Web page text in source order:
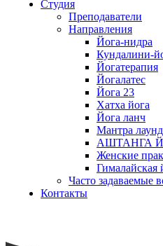
Студия
Преподаватели
Направления
Йога-нидра
Кундалини-
Йогатерапия
Йогалатес
Йога 23
Хатха йога
Йога ланч
Мантра
АШТАНГА
Женские
Гималайская
Часто задаваемые
Контакты